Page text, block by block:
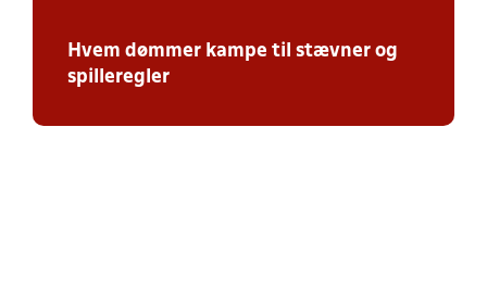
Hvem dømmer kampe til stævner og
spilleregler